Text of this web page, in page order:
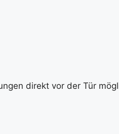
direkt vor der Tür